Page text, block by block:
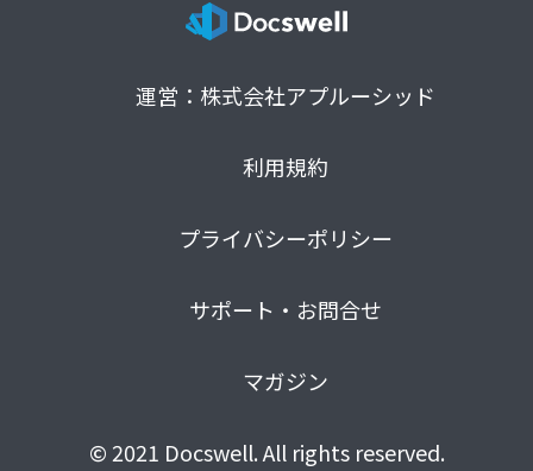
運営：株式会社アプルーシッド
利用規約
プライバシーポリシー
サポート・お問合せ
マガジン
© 2021 Docswell. All rights reserved.